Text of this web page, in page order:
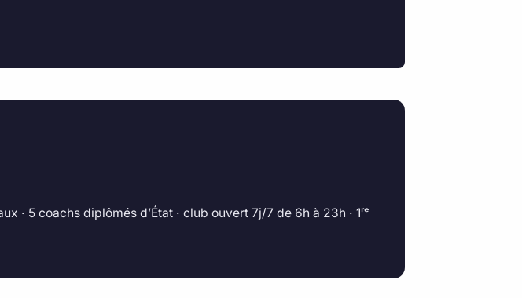
5 coachs diplômés d’État · club ouvert 7j/7 de 6h à 23h · 1ʳᵉ